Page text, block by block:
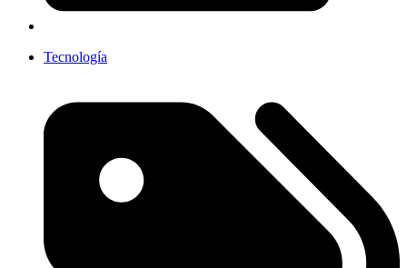
Tecnología